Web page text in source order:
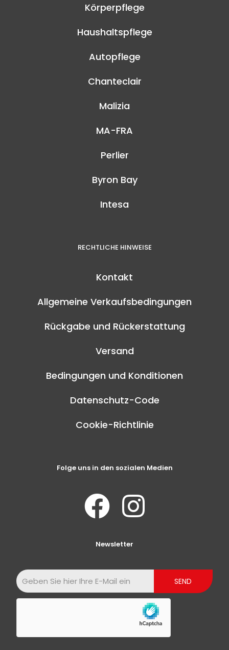
Körperpflege
Haushaltspflege
Autopflege
Chanteclair
Malizia
MA-FRA
Perlier
Byron Bay
Intesa
RECHTLICHE HINWEISE
Kontakt
Allgemeine Verkaufsbedingungen
Rückgabe und Rückerstattung
Versand
Bedingungen und Konditionen
Datenschutz-Code
Cookie-Richtlinie
Folge uns in den sozialen Medien
Newsletter